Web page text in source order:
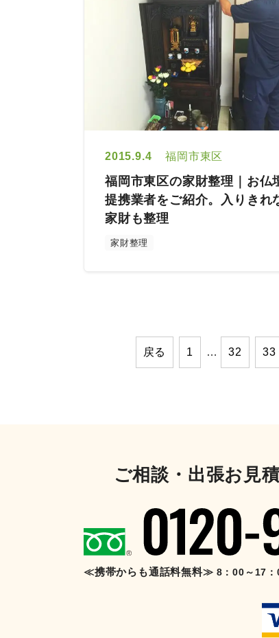
2015.9.4 福岡市東区
福岡市東区の家財整理｜お仏
提携業者をご紹介。入りきれ
家財も整理
家財整理
戻る 1 … 32 33
ご相談・出張お見
≪携帯からも通話料無料≫ 8：00～17：